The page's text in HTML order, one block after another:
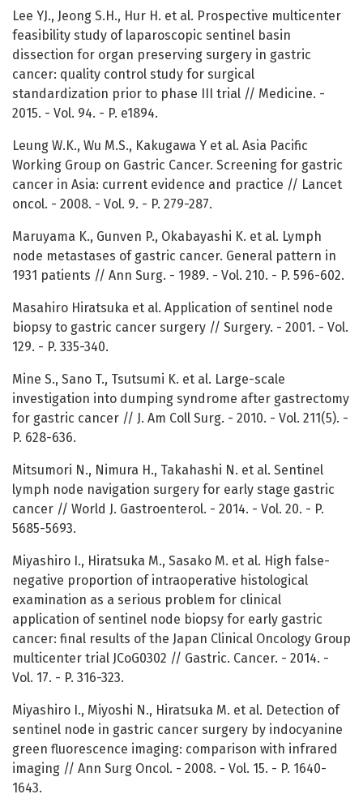
Lee YJ., Jeong S.H., Hur H. et al. Prospective multicenter
feasibility study of laparoscopic sentinel basin
dissection for organ preserving surgery in gastric
cancer: quality control study for surgical
standardization prior to phase III trial // Medicine. -
2015. - Vol. 94. - P. e1894.
Leung W.K., Wu M.S., Kakugawa Y et al. Asia Pacific
Working Group on Gastric Cancer. Screening for gastric
cancer in Asia: current evidence and practice // Lancet
oncol. - 2008. - Vol. 9. - P. 279-287.
Maruyama K., Gunven P., Okabayashi K. et al. Lymph
node metastases of gastric cancer. General pattern in
1931 patients // Ann Surg. - 1989. - Vol. 210. - P. 596-602.
Masahiro Hiratsuka et al. Application of sentinel node
biopsy to gastric cancer surgery // Surgery. - 2001. - Vol.
129. - P. 335-340.
Mine S., Sano T., Tsutsumi K. et al. Large-scale
investigation into dumping syndrome after gastrectomy
for gastric cancer // J. Am Coll Surg. - 2010. - Vol. 211(5). -
P. 628-636.
Mitsumori N., Nimura H., Takahashi N. et al. Sentinel
lymph node navigation surgery for early stage gastric
cancer // World J. Gastroenterol. - 2014. - Vol. 20. - P.
5685-5693.
Miyashiro I., Hiratsuka M., Sasako M. et al. High false-
negative proportion of intraoperative histological
examination as a serious problem for clinical
application of sentinel node biopsy for early gastric
cancer: final results of the Japan Clinical Oncology Group
multicenter trial JCoG0302 // Gastric. Cancer. - 2014. -
Vol. 17. - P. 316-323.
Miyashiro I., Miyoshi N., Hiratsuka M. et al. Detection of
sentinel node in gastric cancer surgery by indocyanine
green fluorescence imaging: comparison with infrared
imaging // Ann Surg Oncol. - 2008. - Vol. 15. - P. 1640-
1643.